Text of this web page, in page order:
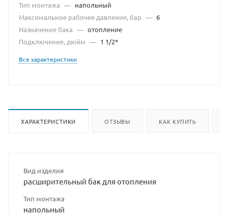
Тип монтажа — напольный
Максимальное рабочее давление, бар — 6
Назначение бака — отопление
Подключение, дюйм — 1 1/2*
Все характеристики
ХАРАКТЕРИСТИКИ ОТЗЫВЫ КАК КУПИТЬ
Вид изделия
расширительный бак для отопления
Тип монтажа
напольный